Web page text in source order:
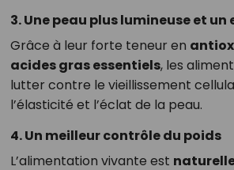
3. Une peau plus lumineuse et
Grâce à leur forte teneur en
acides gras essentiels, les
lutter contre le vieillissement
l’élasticité et l’éclat de la peau.
4. Un meilleur contrôle du poids
L’alimentation vivante est